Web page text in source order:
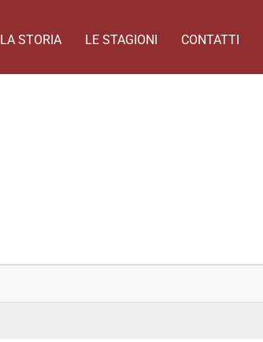
LA STORIA LE STAGIONI CONTATTI